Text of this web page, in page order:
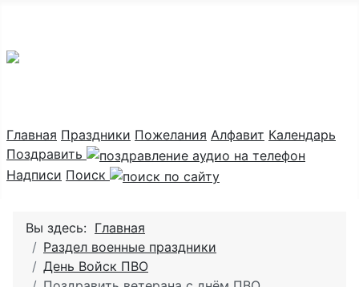
Главная Праздники Пожелания Алфавит Календарь
Поздравить
Надписи Поиск
Вы здесь: Главная
Раздел военные праздники
День Войск ПВО